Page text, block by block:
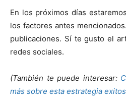
En los próximos días
los factores antes
publicaciones. Sí te gusto el
redes sociales.
(También te puede interesar:
más sobre esta estrategia